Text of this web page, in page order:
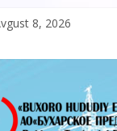
8, 2026